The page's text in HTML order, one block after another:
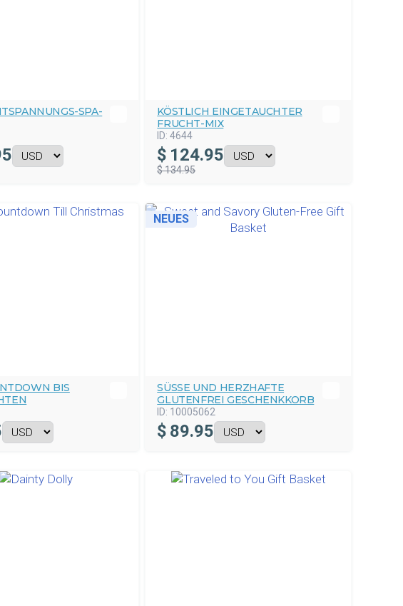
SPA-S
KÖSTLICH EINGETAUCHTER
FRUCHT-MIX
ID: 4644
$ 124.95
$ 134.95
BIS
NEUES
SÜSSE UND HERZHAFTE G
LUTENFREI GESCHENKKORB
ID: 10005062
$ 89.95